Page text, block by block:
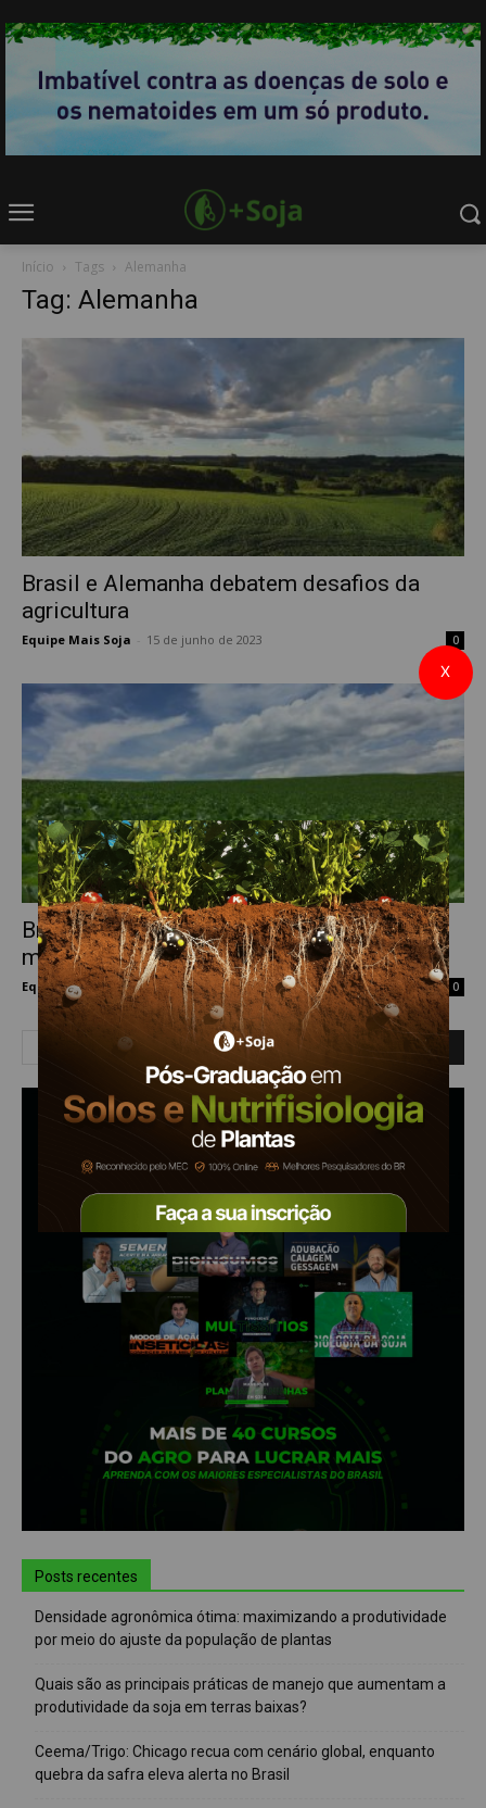
Início Tags Alemanha
Tag: Alemanha
Brasil e Alemanha debatem desafios da
agricultura
Equipe Mais Soja 15 de junho de 2023 0
Brasil e Alemanha firmam acordo de 40
milhões de euros para...
Equipe Mais Soja - 2 de dezembro de 2019 0
Posts recentes
Densidade agronômica ótima: maximizando a produtividade
por meio do ajuste da população de plantas
Quais são as principais práticas de manejo que aumentam a
produtividade da soja em terras baixas?
Ceema/Trigo: Chicago recua com cenário global, enquanto
quebra da safra eleva alerta no Brasil
X